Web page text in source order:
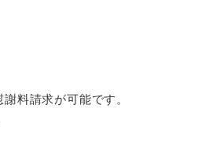
料請求が可能です。